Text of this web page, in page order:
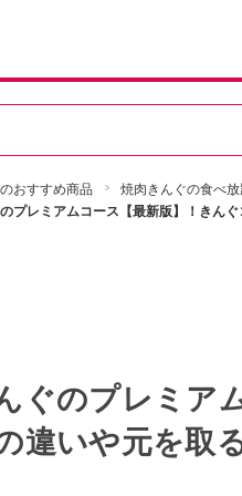
おすすめ商品
焼肉きんぐの食べ
プレミアムコース【最新版】！きん
ぐのプレミア
違いや元を取